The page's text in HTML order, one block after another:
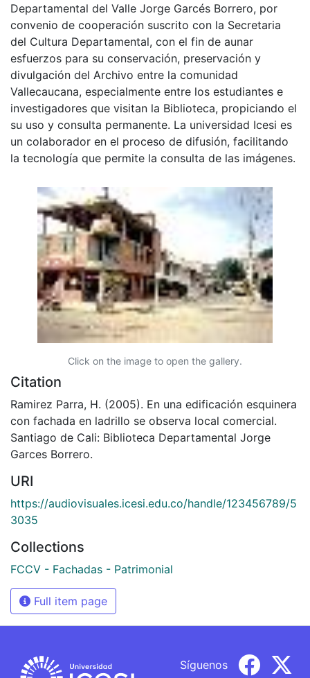
Departamental del Valle Jorge Garcés Borrero, por
convenio de cooperación suscrito con la Secretaria
del Cultura Departamental, con el fin de aunar
esfuerzos para su conservación, preservación y
divulgación del Archivo entre la comunidad
Vallecaucana, especialmente entre los estudiantes e
investigadores que visitan la Biblioteca, propiciando el
su uso y consulta permanente. La universidad Icesi es
un colaborador en el proceso de difusión, facilitando
la tecnología que permite la consulta de las imágenes.
Click on the image to open the gallery.
Citation
Ramirez Parra, H. (2005). En una edificación esquinera
con fachada en ladrillo se observa local comercial.
Santiago de Cali: Biblioteca Departamental Jorge
Garces Borrero.
URI
https://audiovisuales.icesi.edu.co/handle/123456789/5
3035
Collections
FCCV - Fachadas - Patrimonial
Full item page
Síguenos